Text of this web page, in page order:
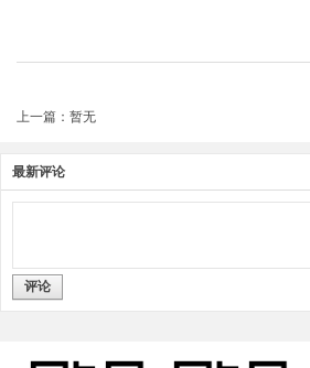
上一篇：暂无
最新评论
评论